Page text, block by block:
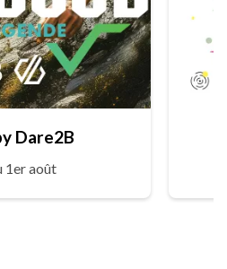
Dare2B
1er août